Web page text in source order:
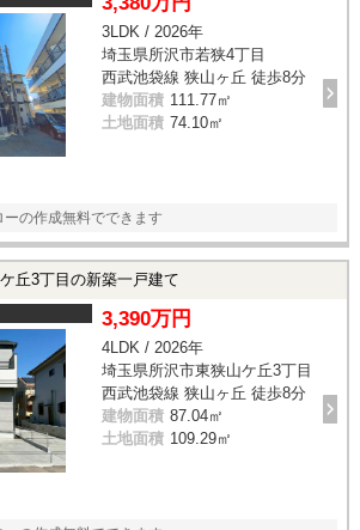
3LDK / 2026年
埼玉県所沢市若狭4丁目
西武池袋線 狭山ヶ丘 徒歩8分
建物面積 111.77㎡
土地面積 74.10㎡
の作成無料でできます
丘3丁目の新築一戸建て
3,390万円
4LDK / 2026年
埼玉県所沢市東狭山ケ丘3丁目
西武池袋線 狭山ヶ丘 徒歩8分
建物面積 87.04㎡
土地面積 109.29㎡